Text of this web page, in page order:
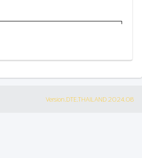
Version.DTE.THAILAND 2024.08